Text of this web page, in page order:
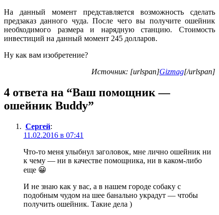
На данный момент представляется возможность сделать
предзаказ данного чуда. После чего вы получите ошейник
необходимого размера и нарядную станцию. Стоимость
инвестиций на данный момент 245 долларов.
Ну как вам изобретение?
Источник: [urlspan]Gizmag[/urlspan]
4 ответа на “Ваш помощник —
ошейник Buddy”
Сергей:
11.02.2016 в 07:41
Что-то меня улыбнул заголовок, мне лично ошейник ни
к чему — ни в качестве помощника, ни в каком-либо
еще 😀
И не знаю как у вас, а в нашем городе собаку с
подобным чудом на шее банально украдут — чтобы
получить ошейник. Такие дела )